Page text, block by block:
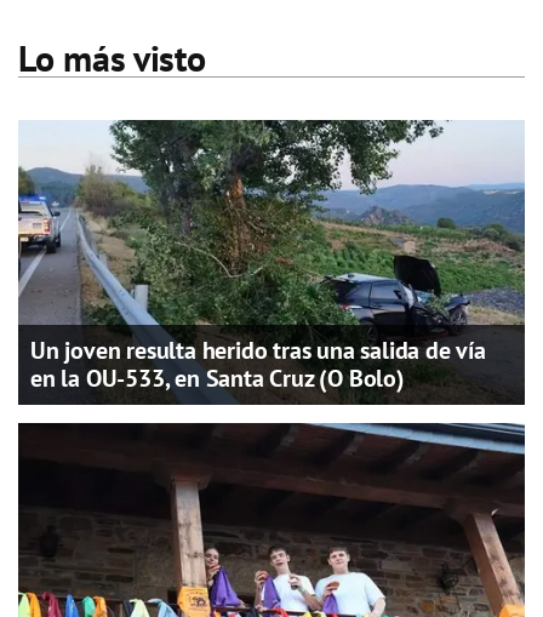
Lo más visto
Un joven resulta herido tras una salida de vía
en la OU-533, en Santa Cruz (O Bolo)